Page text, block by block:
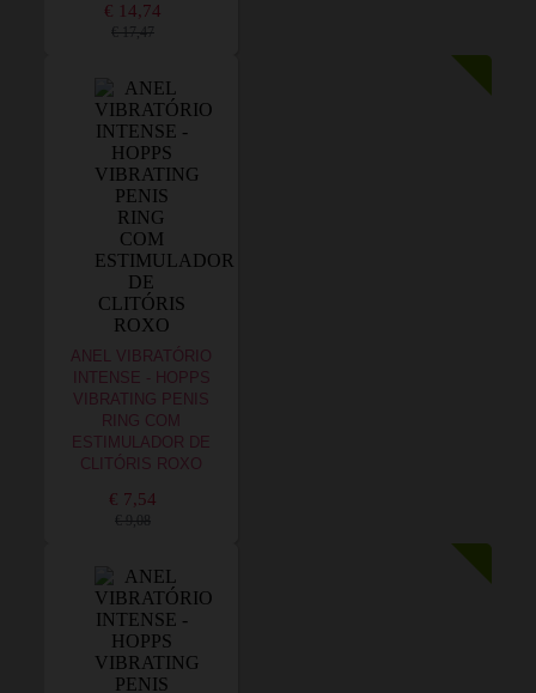
€ 14,74
€ 17,47
ANEL VIBRATÓRIO
INTENSE - HOPPS
VIBRATING PENIS
RING COM
ESTIMULADOR DE
CLITÓRIS ROXO
€ 7,54
€ 9,08